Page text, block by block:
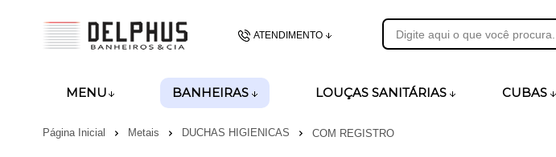
ATENDIMENTO
(48)99989-8028
MENU BANHEIRAS LOUÇAS SANITÁRIAS CUBAS
Página Inicial Metais DUCHAS HIGIENICAS COM REGISTRO